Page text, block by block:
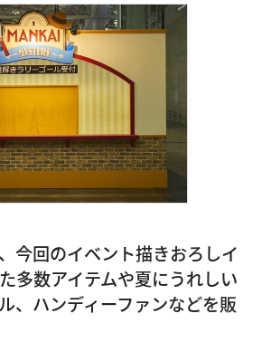
今回のイベント描きおろしイ
多数アイテムや夏にうれしい
、ハンディーファンなどを販